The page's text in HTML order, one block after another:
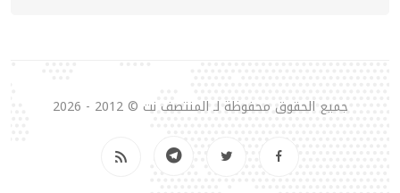
جميع الحقوق محفوظة لـ المنتصف نت © 2012 - 2026